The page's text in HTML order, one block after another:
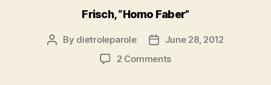
Frisch, “Homo Faber”
Post
By dietroleparole
PostJune 28, 2012
2 Commentson